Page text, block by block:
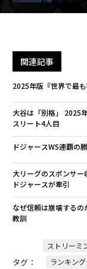
関連記事
2025年版『世界で最
大谷は「別格」 2025
スリート4人目
ドジャースWS連覇の
大リーグのスポンサ
ドジャースが牽引
なぜ信頼は崩壊する
教訓
タグ：
ストリーミ
ランキング